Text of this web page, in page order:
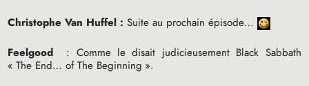
Christophe Van Huffel : Suite au prochain épisode…
Feelgood
: Comme le disait judicieusement Black Sabbath
« The End… of The Beginning ».